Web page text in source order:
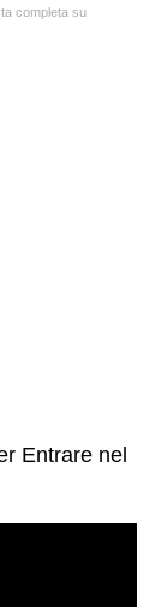
completa su
Entrare nel